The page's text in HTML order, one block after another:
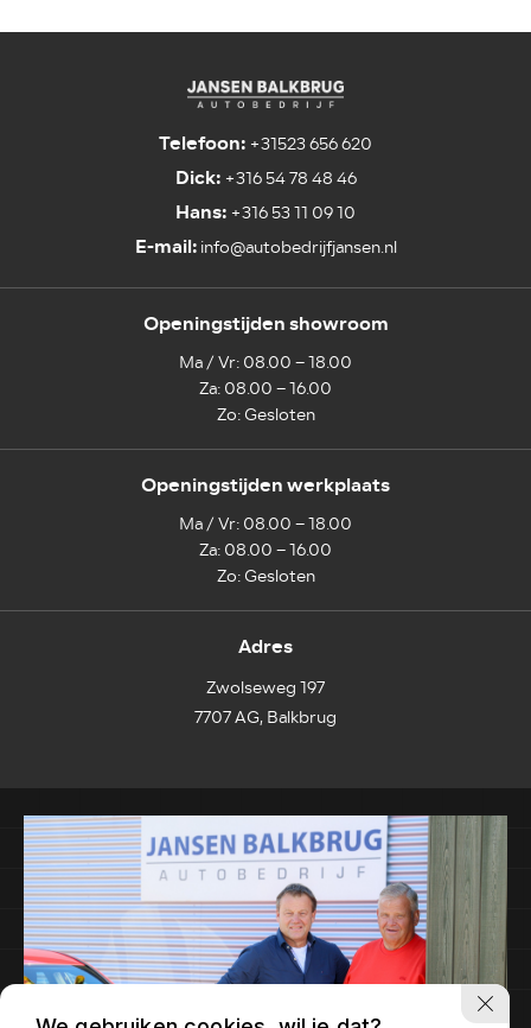
Telefoon: +31523 656 620
Dick:+316 54 78 48 46
Hans: +316 53 11 09 10
E-mail:info@autobedrijfjansen.nl
Openingstijden showroom
Ma / Vr: 08.00 – 18.00
Za: 08.00 – 16.00
Zo: Gesloten
Openingstijden werkplaats
Ma / Vr: 08.00 – 18.00
Za: 08.00 – 16.00
Zo: Gesloten
Adres
Zwolseweg 197
7707 AG, Balkbrug